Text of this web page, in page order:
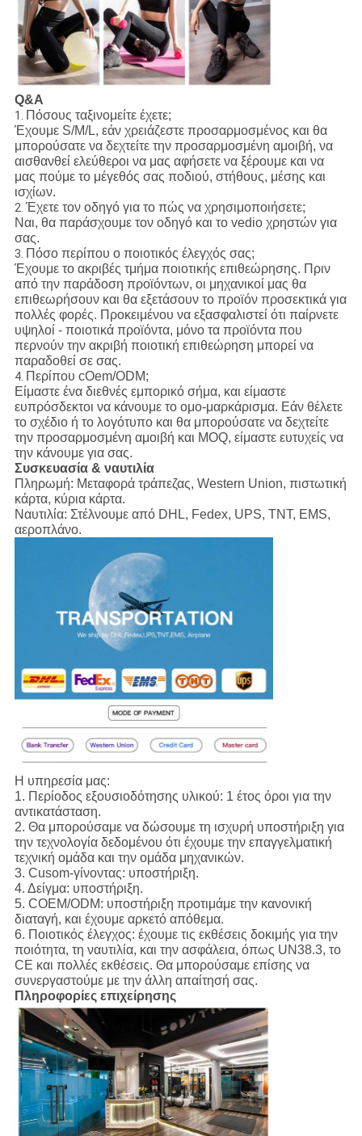
Q&A
1. Πόσους ταξινομείτε έχετε;
Έχουμε S/M/L, εάν χρειάζεστε προσαρμοσμένος και θα
μπορούσατε να δεχτείτε την προσαρμοσμένη αμοιβή, να
αισθανθεί ελεύθεροι να μας αφήσετε να ξέρουμε και να
μας πούμε το μέγεθός σας ποδιού, στήθους, μέσης και
ισχίων.
2. Έχετε τον οδηγό για το πώς να χρησιμοποιήσετε;
Ναι, θα παράσχουμε τον οδηγό και το vedio χρηστών για
σας.
3. Πόσο περίπου ο ποιοτικός έλεγχός σας;
Έχουμε το ακριβές τμήμα ποιοτικής επιθεώρησης. Πριν
από την παράδοση προϊόντων, οι μηχανικοί μας θα
επιθεωρήσουν και θα εξετάσουν το προϊόν προσεκτικά για
πολλές φορές. Προκειμένου να εξασφαλιστεί ότι παίρνετε
υψηλοί - ποιοτικά προϊόντα, μόνο τα προϊόντα που
περνούν την ακριβή ποιοτική επιθεώρηση μπορεί να
παραδοθεί σε σας.
4. Περίπου cOem/ODM;
Είμαστε ένα διεθνές εμπορικό σήμα, και είμαστε
ευπρόσδεκτοι να κάνουμε το ομο-μαρκάρισμα. Εάν θέλετε
το σχέδιο ή το λογότυπο και θα μπορούσατε να δεχτείτε
την προσαρμοσμένη αμοιβή και MOQ, είμαστε ευτυχείς να
την κάνουμε για σας.
Συσκευασία & ναυτιλία
Πληρωμή: Μεταφορά τράπεζας, Western Union, πιστωτική
κάρτα, κύρια κάρτα.
Ναυτιλία: Στέλνουμε από DHL, Fedex, UPS, TNT, EMS,
αεροπλάνο.
Η υπηρεσία μας:
1. Περίοδος εξουσιοδότησης υλικού: 1 έτος όροι για την
αντικατάσταση.
2. Θα μπορούσαμε να δώσουμε τη ισχυρή υποστήριξη για
την τεχνολογία δεδομένου ότι έχουμε την επαγγελματική
τεχνική ομάδα και την ομάδα μηχανικών.
3. Cusom-γίνοντας: υποστήριξη.
4. Δείγμα: υποστήριξη.
5. COEM/ODM: υποστήριξη προτιμάμε την κανονική
διαταγή, και έχουμε αρκετό απόθεμα.
6. Ποιοτικός έλεγχος: έχουμε τις εκθέσεις δοκιμής για την
ποιότητα, τη ναυτιλία, και την ασφάλεια, όπως UN38.3, το
CE και πολλές εκθέσεις. Θα μπορούσαμε επίσης να
συνεργαστούμε με την άλλη απαίτησή σας.
Πληροφορίες επιχείρησης